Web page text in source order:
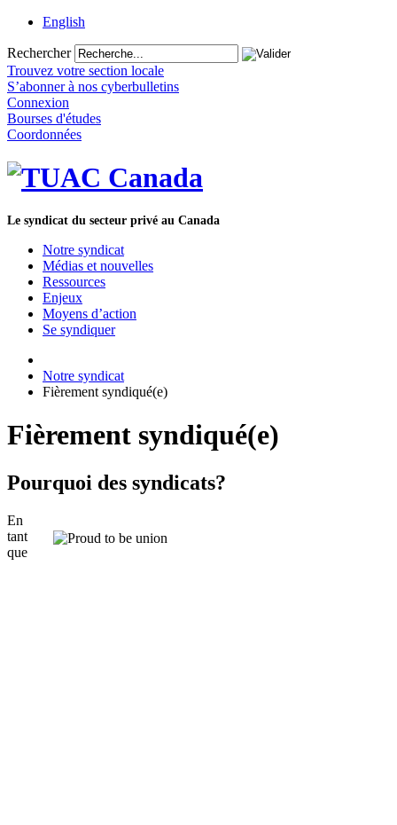
English
Rechercher
Trouvez votre section locale
S’abonner à nos cyberbulletins
Connexion
Bourses d'études
Coordonnées
Le syndicat du secteur privé au Canada
Notre syndicat
Médias et nouvelles
Ressources
Enjeux
Moyens d’action
Se syndiquer
Notre syndicat
Fièrement syndiqué(e)
Fièrement syndiqué(e)
Pourquoi des syndicats?
En
tant
que